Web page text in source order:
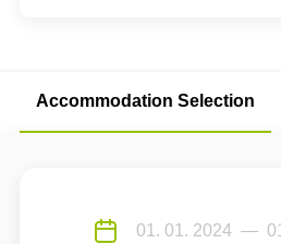
Accommodation Selection